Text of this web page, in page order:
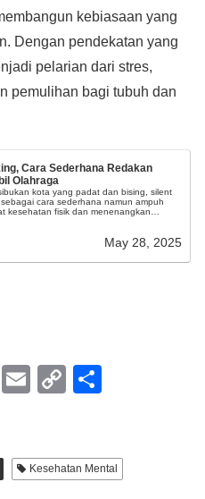
kebiasaan yang
Dengan pendekatan yang
pelarian dari stres,
pemulihan bagi tubuh dan
Cara Sederhana Redakan
Olahraga
kota yang padat dan bising, silent
cara sederhana namun ampuh
kesehatan fisik dan menenangkan
May 28, 2025
M
E
C
y
e
Kesehatan Mental